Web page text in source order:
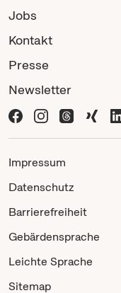
Jobs
Kontakt
Presse
Newsletter
Impressum
Datenschutz
Barrierefreiheit
Gebärdensprache
Leichte Sprache
Sitemap